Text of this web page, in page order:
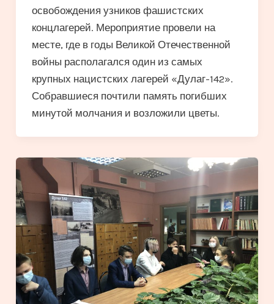
освобождения узников фашистских
концлагерей. Мероприятие провели на
месте, где в годы Великой Отечественной
войны располагался один из самых
крупных нацистских лагерей «Дулаг-142».
Собравшиеся почтили память погибших
минутой молчания и возложили цветы.